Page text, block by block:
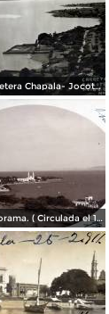
Carretera Chapala- Jocotepec.
Panorama. ( Circulada el 17 de Diciembre de 1906 ).